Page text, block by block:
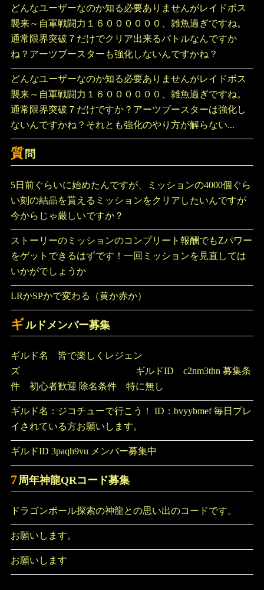
どんなユーザーなのか知る必要ありませんがレイドボス
襲来～自軍戦闘力１６００００００、雑魚過ぎですね。
通常限界突破７だけでクリア出来るバトルなんですか
ね？アーツブースターも強化しないんですかね？
どんなユーザーなのか知る必要ありませんがレイドボス
襲来～自軍戦闘力１６００００００、雑魚過ぎですね。
通常限界突破７だけですか？アーツブースターは強化し
ないんですかね？それとも強化のやり方が解らない...
質 問
5日前ぐらいに始めたんですが、ミッションの4000個ぐら
い刻の結晶を貰えるミッションをクリアしたいんですが
今からじゃ厳しいですか？
ストーリーのミッションのコンプリート報酬でもZパワー
をゲットできるはずです！一回ミッションを見直しては
いかがでしょうか
LRかSPかで変わる（黄か赤か）
ギルドメンバー募集
ギルド名 皆で楽しくレジェン
ズ ギルドID c2nm3thn 募集条
件 初心者歓迎 除名条件 特に無し
ギルド名：ジコチューで行こう！ ID：bvyybmef 毎日プレ
イされている方お願いします。
ギルドID 3paqh9vu メンバー募集中
7 周年神龍QRコード募集
ドラゴンボール探索の神龍との思い出のコードです。
お願いします。
お願いします